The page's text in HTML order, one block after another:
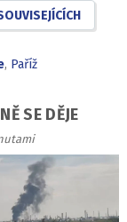
, Paříž
SE DĚJE